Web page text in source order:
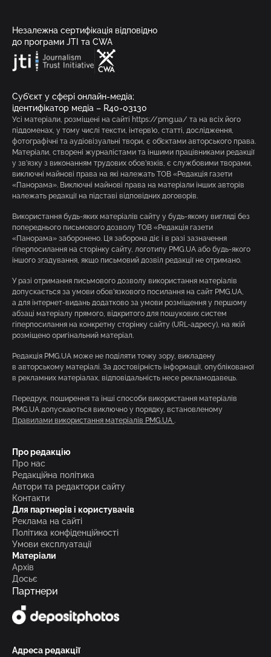
Незалежна сертифікація відповідно
до програми JTI та CWA
Суб’єкт у сфері онлайн-медіа;
ідентифікатор медіа – R40-03130
Усі матеріали, розміщені на сайті https://pmg.ua/ та на всіх його
піддоменах, у тому числі тексти, інтерв’ю, статті, дослідження,
фотографічні та аудіовізуальні твори, є об’єктами авторського права.
Матеріали, створені журналістами та іншими працівниками редакції
у зв’язку з виконанням трудових обов’язків, є службовими творами,
виключні майнові права на які належать ТОВ «Редакція газети
«Панорама». Виключні майнові права на матеріали інших авторів
належать редакції на підставі відповідних договорів.
Використання будь-яких матеріалів сайту у будь-якому вигляді без
попереднього письмового дозволу ТОВ «Редакція газети
«Панорама» заборонено. Ця заборона діє і в разі зазначення
гіперпосилання на сторінку сайту, логотипу PMG.UA або будь-якого
іншого згадування, якщо письмовий дозвіл редакції не отримано.
У разі отримання письмового дозволу використання матеріалів
допускається за умови обов’язкового посилання на сайт PMG.UA,
а для інтернет-видань додатково за умови розміщення у першому
абзаці матеріалу прямого, відкритого для пошукових систем
гіперпосилання на конкретну сторінку сайту (URL-адресу), на якій
розміщено оригінальний матеріал.
Редакція PMG.UA може не поділяти точку зору, викладену
в авторському матеріалі. За достовірність інформації, опублікованої
в рекламних матеріалах, відповідальність несе рекламодавець.
Передрук, поширення та інші способи використання матеріалів
PMG.UA допускаються виключно у порядку, встановленому
Правилами використання матеріалів PMG.UA .
Про редакцію
Про нас
Редакційна політика
Автори та редактори сайту
Контакти
Для партнерів і користувачів
Реклама на сайті
Політика конфіденційності
Умови експлуатації
Матеріали
Архів
Досьє
Партнери
Адреса редакції